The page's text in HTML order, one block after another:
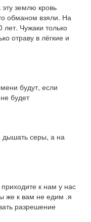
землю кровь
обманом взяли. На
Чужаки только
отраву в лёгкие и
будут, если
будет
дышать серы, а на
к нам у нас
же к вам не едим .я
разрешение